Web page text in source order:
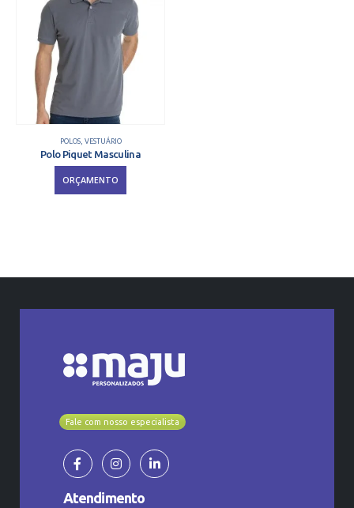
POLOS, VESTUÁRIO
Polo Piquet Masculina
ORÇAMENTO
Fale com nosso especialista
Atendimento